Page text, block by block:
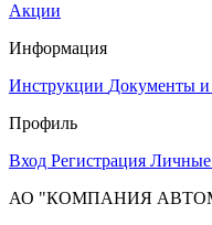
Акции
Информация
Инструкции Документы и
Профиль
Вход Регистрация
АО "КОМПАНИЯ